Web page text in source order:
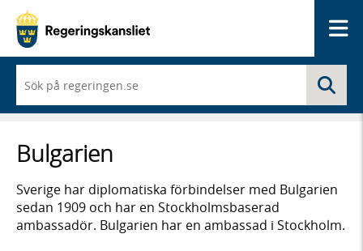
du
börjar
skriva
framträder
en
med
sökförslag
Bulgarien
Sverige har diplomatiska förbindelser med Bulgarien
sedan 1909 och har en Stockholmsbaserad
ambassadör. Bulgarien har en ambassad i Stockholm.